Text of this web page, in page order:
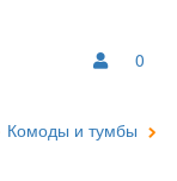
0
Комоды и тумбы